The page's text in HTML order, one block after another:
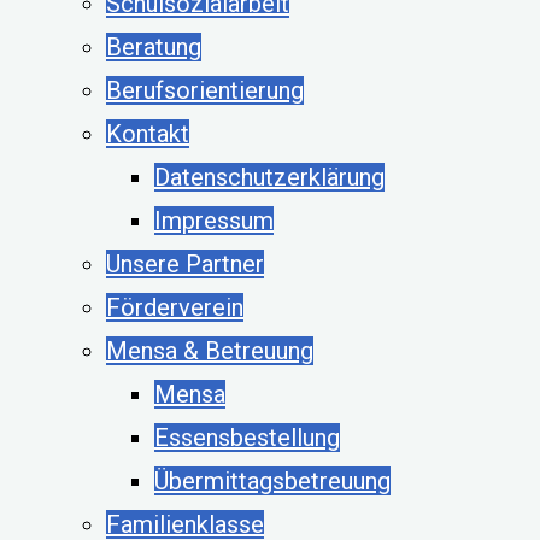
Beratung
Berufsorientierung
Kontakt
Datenschutzerklärung
Impressum
Unsere Partner
Förderverein
Mensa & Betreuung
Mensa
Essensbestellung
Übermittagsbetreuung
Familienklasse